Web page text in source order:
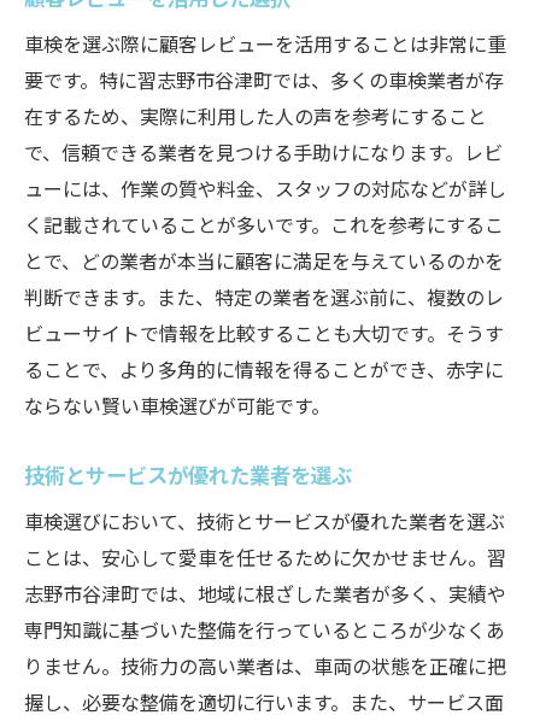
車検を選ぶ際に顧客レビューを活用することは非常に重
要です。特に習志野市谷津町では、多くの車検業者が存
在するため、実際に利用した人の声を参考にすること
で、信頼できる業者を見つける手助けになります。レビ
ューには、作業の質や料金、スタッフの対応などが詳し
く記載されていることが多いです。これを参考にするこ
とで、どの業者が本当に顧客に満足を与えているのかを
判断できます。また、特定の業者を選ぶ前に、複数のレ
ビューサイトで情報を比較することも大切です。そうす
ることで、より多角的に情報を得ることができ、赤字に
ならない賢い車検選びが可能です。
技術とサービスが優れた業者を選ぶ
車検選びにおいて、技術とサービスが優れた業者を選ぶ
ことは、安心して愛車を任せるために欠かせません。習
志野市谷津町では、地域に根ざした業者が多く、実績や
専門知識に基づいた整備を行っているところが少なくあ
りません。技術力の高い業者は、車両の状態を正確に把
握し、必要な整備を適切に行います。また、サービス面